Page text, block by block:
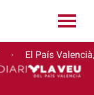
· El País